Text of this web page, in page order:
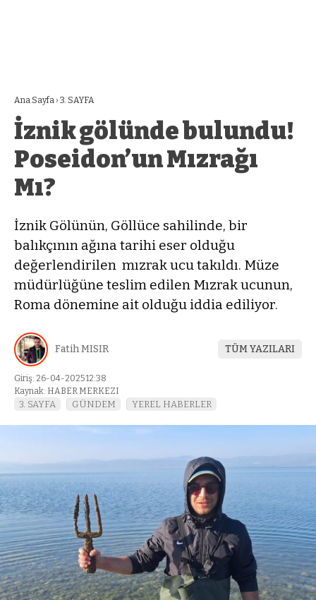
Ana Sayfa › 3. SAYFA
İznik gölünde bulundu!
Poseidon’un Mızrağı
Mı?
İznik Gölünün, Göllüce sahilinde, bir
balıkçının ağına tarihi eser olduğu
değerlendirilen mızrak ucu takıldı. Müze
müdürlüğüne teslim edilen Mızrak ucunun,
Roma dönemine ait olduğu iddia ediliyor.
Fatih MISIR TÜM YAZILARI
Giriş: 26-04-2025 12:38
Kaynak: HABER MERKEZI
3. SAYFA GÜNDEM YEREL HABERLER